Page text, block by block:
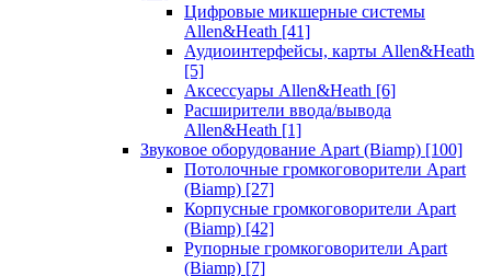
Цифровые микшерные системы
Allen&Heath [41]
Аудиоинтерфейсы, карты Allen&Heath
[5]
Аксессуары Allen&Heath [6]
Расширители ввода/вывода
Allen&Heath [1]
Звуковое оборудование Apart (Biamp) [100]
Потолочные громкоговорители Apart
(Biamp) [27]
Корпусные громкоговорители Apart
(Biamp) [42]
Рупорные громкоговорители Apart
(Biamp) [7]